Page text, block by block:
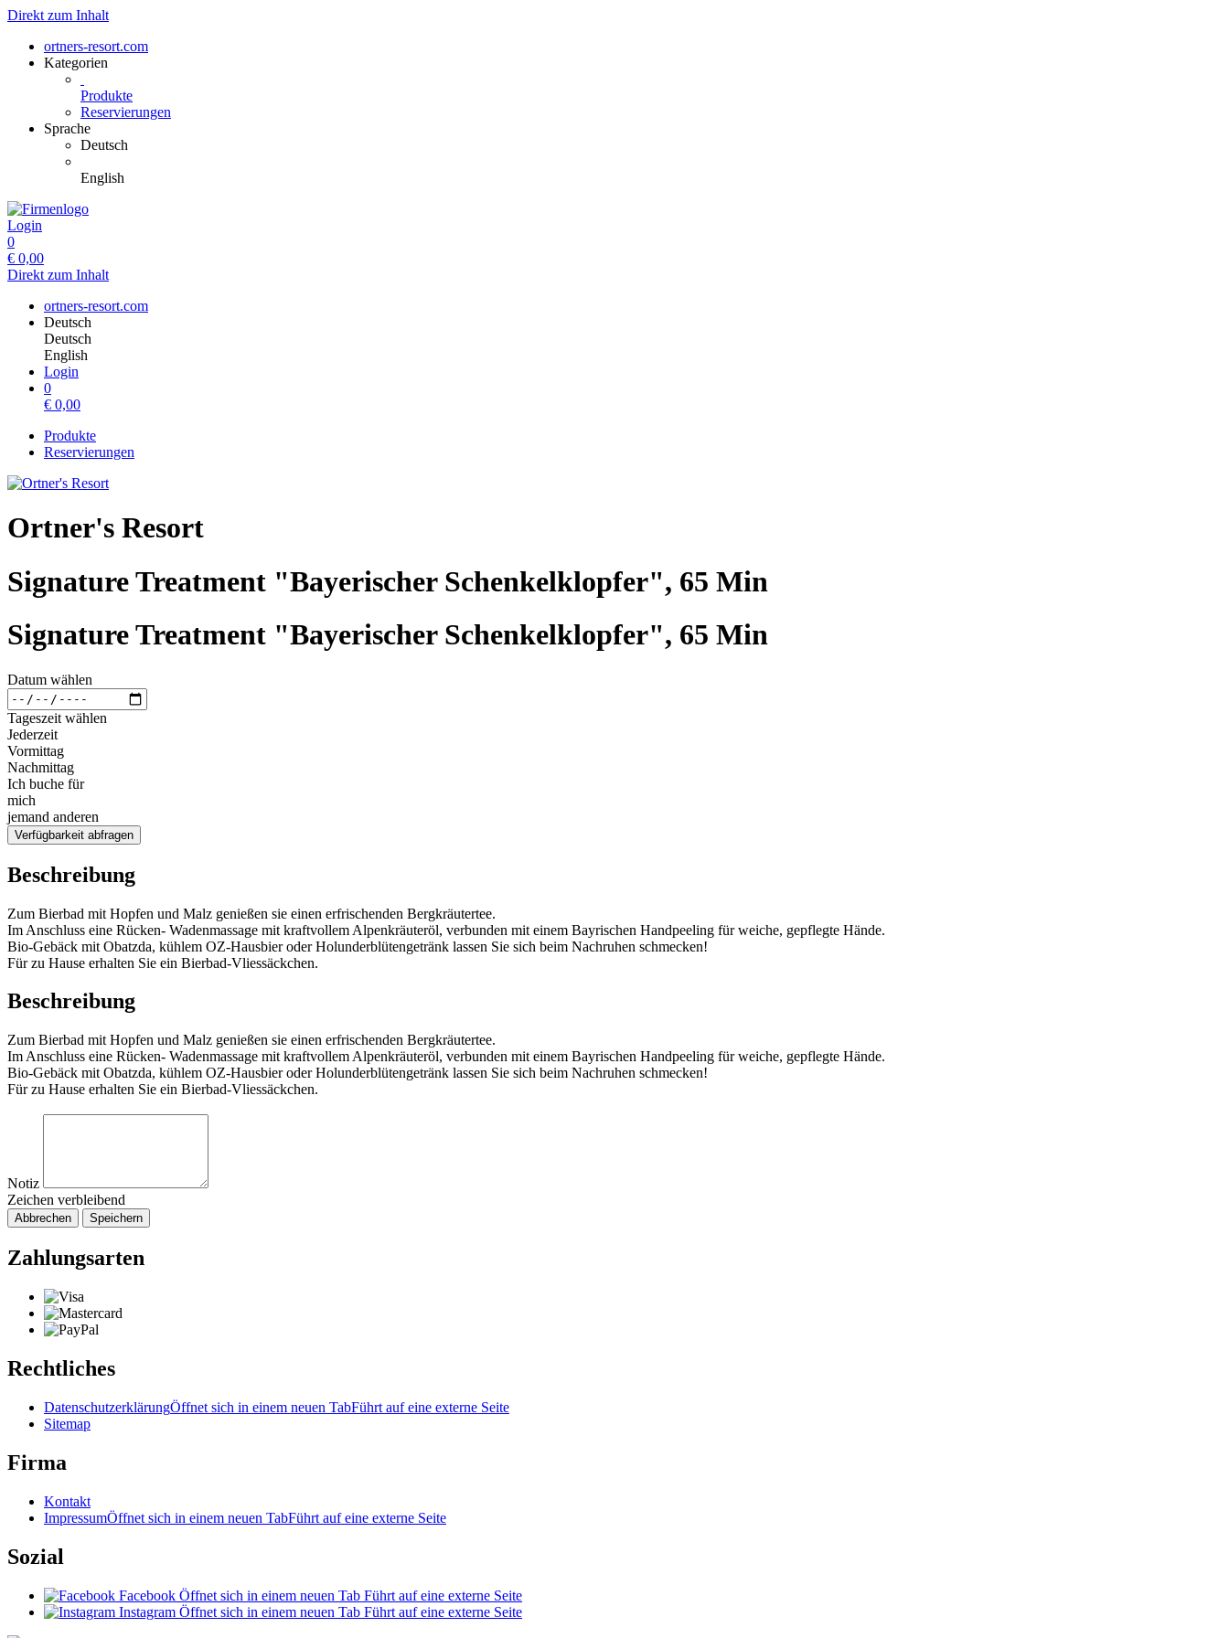
Direkt zum Inhalt
ortners-resort.com
Kategorien
Produkte
Reservierungen
Sprache
Deutsch
English
Login
0
€ 0,00
Direkt zum Inhalt
ortners-resort.com
Deutsch
Deutsch
English
Login
0
€ 0,00
Produkte
Reservierungen
Ortner's Resort
Signature Treatment "Bayerischer Schenkelklopfer", 65 Min
Signature Treatment "Bayerischer Schenkelklopfer", 65 Min
Datum wählen
Tageszeit wählen
Jederzeit
Vormittag
Nachmittag
Ich buche für
mich
jemand anderen
Verfügbarkeit abfragen
Beschreibung
Zum Bierbad mit Hopfen und Malz genießen sie einen erfrischenden Bergkräutertee.
Im Anschluss eine Rücken- Wadenmassage mit kraftvollem Alpenkräuteröl, verbunden mit einem Bayrischen Handpeeling für weiche, gepflegte Hände.
Bio-Gebäck mit Obatzda, kühlem OZ-Hausbier oder Holunderblütengetränk lassen Sie sich beim Nachruhen schmecken!
Für zu Hause erhalten Sie ein Bierbad-Vliessäckchen.
Beschreibung
Zum Bierbad mit Hopfen und Malz genießen sie einen erfrischenden Bergkräutertee.
Im Anschluss eine Rücken- Wadenmassage mit kraftvollem Alpenkräuteröl, verbunden mit einem Bayrischen Handpeeling für weiche, gepflegte Hände.
Bio-Gebäck mit Obatzda, kühlem OZ-Hausbier oder Holunderblütengetränk lassen Sie sich beim Nachruhen schmecken!
Für zu Hause erhalten Sie ein Bierbad-Vliessäckchen.
Notiz
Zeichen verbleibend
Abbrechen Speichern
Zahlungsarten
Rechtliches
DatenschutzerklärungÖffnet sich in einem neuen TabFührt auf eine externe Seite
Sitemap
Firma
Kontakt
ImpressumÖffnet sich in einem neuen TabFührt auf eine externe Seite
Sozial
Facebook Öffnet sich in einem neuen Tab Führt auf eine externe Seite
Instagram Öffnet sich in einem neuen Tab Führt auf eine externe Seite